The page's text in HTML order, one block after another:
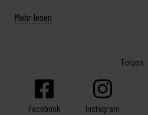
Mehr lesen
Folgen
Facebook Instagram